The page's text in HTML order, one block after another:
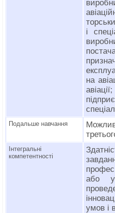
і
на
Подальше навчання
Інтегральні
компетентності
або у
умов і